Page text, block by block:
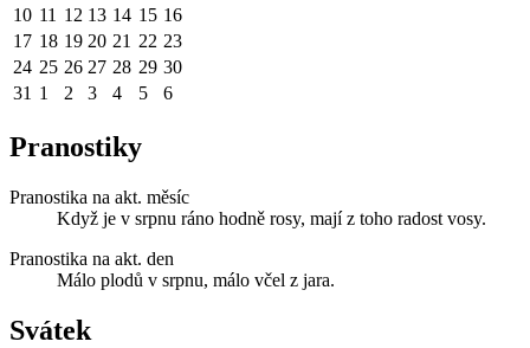
10 11 12 13 14 15 16
17 18 19 20 21 22 23
24 25 26 27 28 29 30
31 1 2 3 4 5 6
Pranostiky
Pranostika na akt. měsíc
Když je v srpnu ráno hodně rosy, mají z toho radost vosy.
Pranostika na akt. den
Málo plodů v srpnu, málo včel z jara.
Svátek